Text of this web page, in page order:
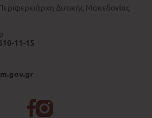
Δυτικής Μακεδονίας
11-15